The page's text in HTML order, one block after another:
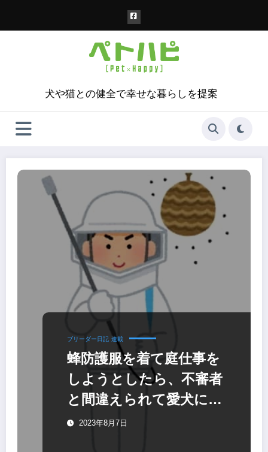
犬や猫との健全で幸せな暮らしを提案
ブリーダー日記 連載
蜂防護服を着て庭仕事を
しようとしたら、不審者
と間違えられて愛犬に吠
えられてしまった話
2023年8月7日